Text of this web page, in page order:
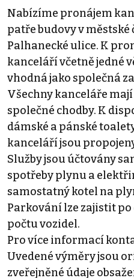
Nabízíme pronájem
patře budovy v městské
Palhanecké ulice. K
kanceláří včetně jedné
vhodná jako společná
Všechny kanceláře
společné chodby. K
dámské a pánské
kanceláří jsou
Služby jsou účtovány
spotřeby plynu a
samostatný kotel na
Parkování lze zajistit
počtu vozidel.
Pro více informací
Uvedené výměry jsou
zveřejněné údaje